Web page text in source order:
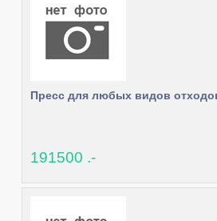
Пресс для любых видов
191500 .-